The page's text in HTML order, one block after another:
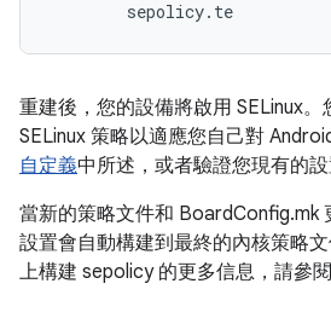
重建後，您的設備將啟用 SELinux
SELinux 策略以適應您自己對
自定義中所述，或者驗證您現有的
當新的策略文件和 BoardConfig.mk
設置會自動構建到最終的內核策略
上構建 sepolicy 的更多信息，請參閱